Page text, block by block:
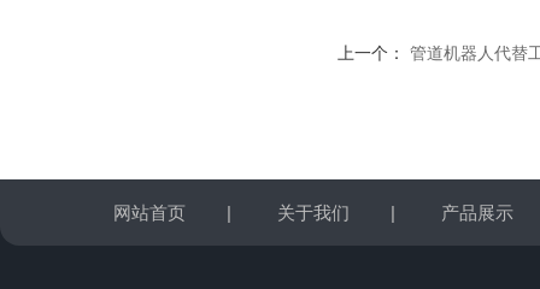
上一个： 管道机器人代替
网站首页 | 关于我们 | 产品展示